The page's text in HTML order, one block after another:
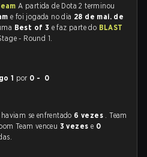
A partida de Dota 2 terminou
e foi jogada no dia 28 de mai. de
Best of 3 e faz parte do BLAST
- Round 1.
1 por 0 - 0
se enfrentado 6 vezes . Team
Team venceu 3 vezes e 0